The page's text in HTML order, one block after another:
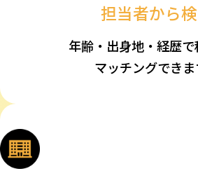
担当者から
年齢・出身地・経歴で
マッチングできま